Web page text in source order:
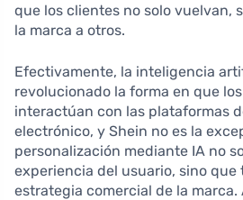
que los clientes no solo vuelvan,
la marca a otros.
Efectivamente, la inteligencia
revolucionado la forma en que
interactúan con las plataformas
electrónico, y Shein no es la
personalización mediante IA no
experiencia del usuario, sino
estrategia comercial de la